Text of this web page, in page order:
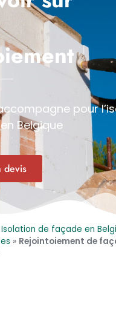
pour
Belgique
devis
Isolation de façade en
» Rejointoiement de